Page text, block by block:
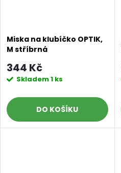
Miska na klubíčko OPTIK,
M stříbrná
344 Kč
Skladem1 ks
DO KOŠÍKU